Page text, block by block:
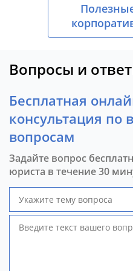
Вопросы и
Бесплатная
консультация по
вопросам
Задайте вопрос
юриста в течение 30